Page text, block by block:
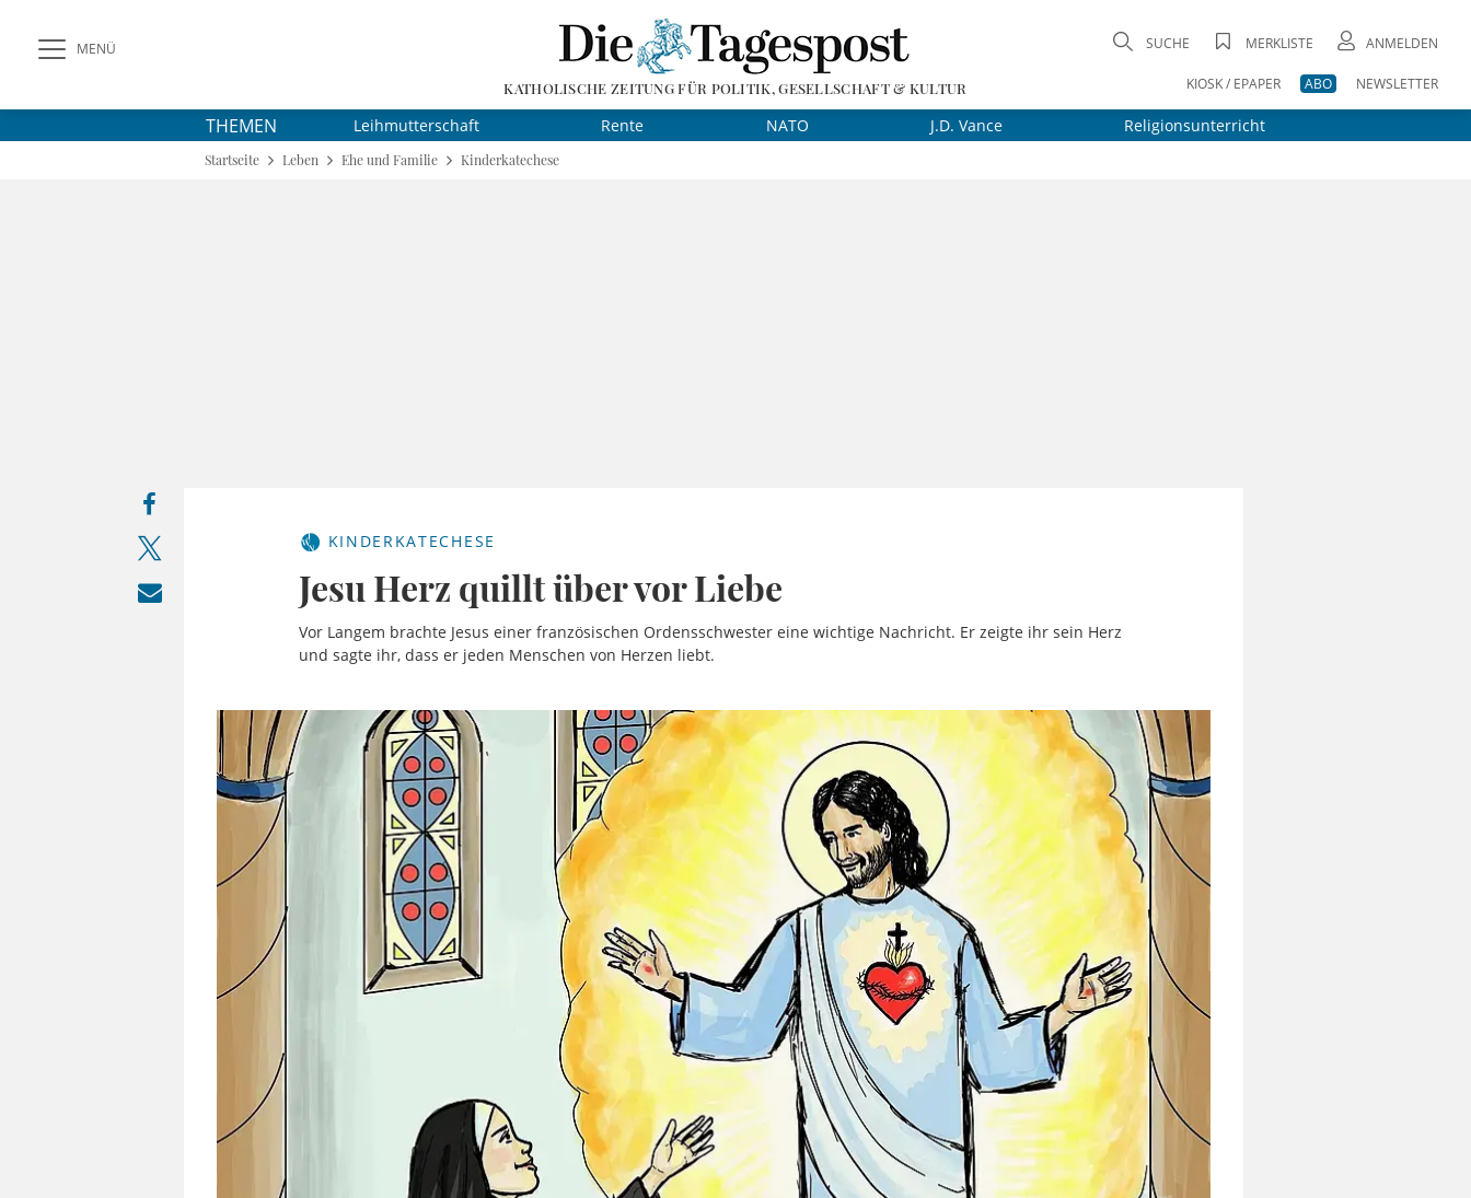
MENÜ
KATHOLISCHE ZEITUNG FÜR POLITIK, GESELLSCHAFT & KULTUR
SUCHE MERKLISTE ANMELDEN
KIOSK / EPAPER ABO NEWSLETTER
THEMEN Leihmutterschaft Rente NATO J.D. Vance Religionsunterricht
Startseite Leben Ehe und Familie Kinderkatechese
KINDERKATECHESE
Jesu Herz quillt über vor Liebe
Vor Langem brachte Jesus einer französischen Ordensschwester eine wichtige Nachricht. Er zeigte ihr sein Herz
und sagte ihr, dass er jeden Menschen von Herzen liebt.